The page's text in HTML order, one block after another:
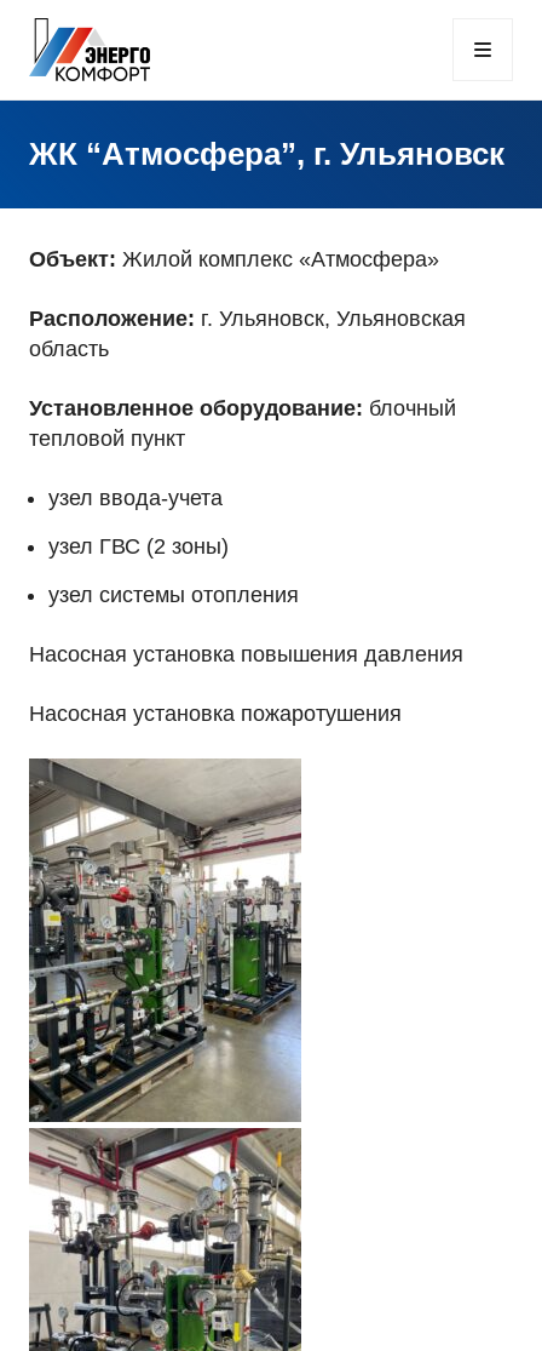
ЖК “Атмосфера”, г. Ульяновск
Объект: Жилой комплекс «Атмосфера»
Расположение: г. Ульяновск, Ульяновская
область
Установленное оборудование: блочный
тепловой пункт
узел ввода-учета
узел ГВС (2 зоны)
узел системы отопления
Насосная установка повышения давления
Насосная установка пожаротушения